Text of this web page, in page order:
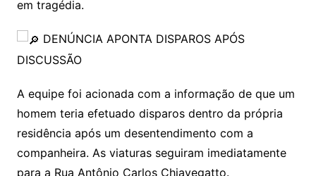
em tragédia.
DENÚNCIA APONTA DISPAROS APÓS
DISCUSSÃO
A equipe foi acionada com a informação de que um
homem teria efetuado disparos dentro da própria
residência após um desentendimento com a
companheira. As viaturas seguiram imediatamente
para a Rua Antônio Carlos Chiavegatto.